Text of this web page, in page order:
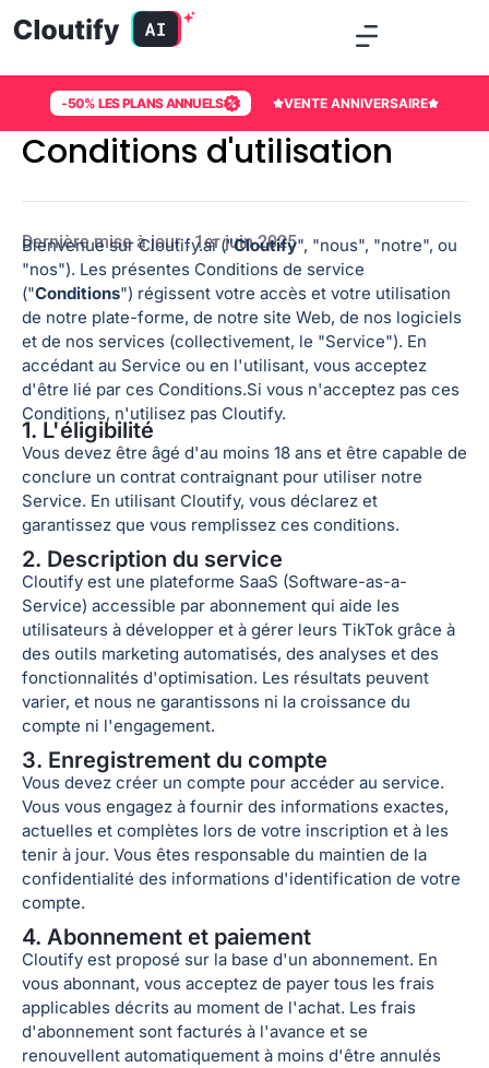
-50% LES PLANS ANNUELS VENTE ANNIVERSAIRE
Conditions d'utilisation
Dernière mise à jour : 1er juin 2025
Bienvenue sur Cloutify.ai ("Cloutify", "nous", "notre", ou
"nos"). Les présentes Conditions de service
("Conditions") régissent votre accès et votre utilisation
de notre plate-forme, de notre site Web, de nos logiciels
et de nos services (collectivement, le "Service"). En
accédant au Service ou en l'utilisant, vous acceptez
d'être lié par ces Conditions.Si vous n'acceptez pas ces
Conditions, n'utilisez pas Cloutify.
1. L'éligibilité
Vous devez être âgé d'au moins 18 ans et être capable de
conclure un contrat contraignant pour utiliser notre
Service. En utilisant Cloutify, vous déclarez et
garantissez que vous remplissez ces conditions.
2. Description du service
Cloutify est une plateforme SaaS (Software-as-a-
Service) accessible par abonnement qui aide les
utilisateurs à développer et à gérer leurs TikTok grâce à
des outils marketing automatisés, des analyses et des
fonctionnalités d'optimisation. Les résultats peuvent
varier, et nous ne garantissons ni la croissance du
compte ni l'engagement.
3. Enregistrement du compte
Vous devez créer un compte pour accéder au service.
Vous vous engagez à fournir des informations exactes,
actuelles et complètes lors de votre inscription et à les
tenir à jour. Vous êtes responsable du maintien de la
confidentialité des informations d'identification de votre
compte.
4. Abonnement et paiement
Cloutify est proposé sur la base d'un abonnement. En
vous abonnant, vous acceptez de payer tous les frais
applicables décrits au moment de l'achat. Les frais
d'abonnement sont facturés à l'avance et se
renouvellent automatiquement à moins d'être annulés